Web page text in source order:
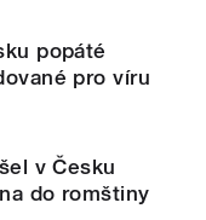
popáté
pro víru
v Česku
do romštiny